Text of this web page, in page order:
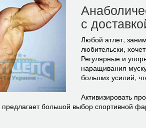
с
Любой атлет,
любительски,
Регулярные и
наращивания
больших усилий,
Активизировать
предлагает большой выбор спортивной